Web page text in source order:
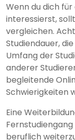
Wenn du dich
interessierst,
vergleichen.
Studiendauer,
Umfang der
anderer
begleitende
Schwierigkeiten
Eine
beruflich